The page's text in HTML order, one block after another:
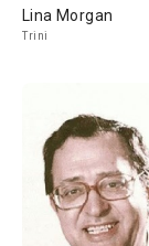
Lina Morgan
Trini